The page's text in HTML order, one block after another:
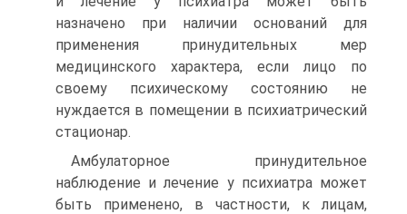
назначено при наличии оснований для
применения принудительных мер
медицинского характера, если лицо по
своему психическому состоянию не
нуждается в помещении в психиатрический
стационар.
Амбулаторное принудительное
наблюдение и лечение у психиатра может
быть применено, в частности, к лицам,